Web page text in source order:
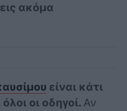
ακόμα
είναι κάτι
οι οδηγοί. Αν